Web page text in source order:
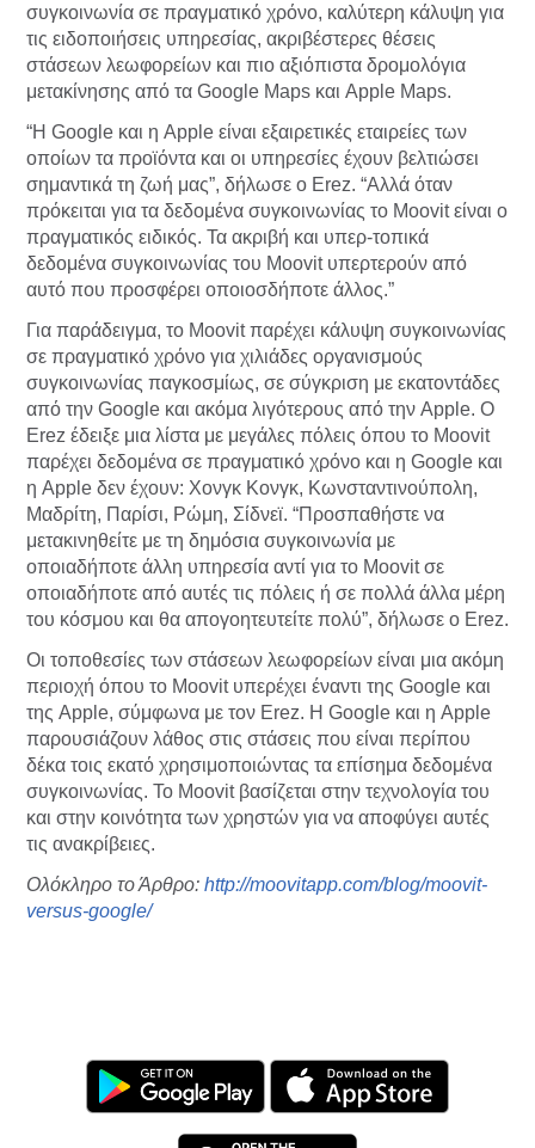
συγκοινωνία σε πραγματικό χρόνο, καλύτερη κάλυψη για
τις ειδοποιήσεις υπηρεσίας, ακριβέστερες θέσεις
στάσεων λεωφορείων και πιο αξιόπιστα δρομολόγια
μετακίνησης από τα Google Maps και Apple Maps.
“Η Google και η Apple είναι εξαιρετικές εταιρείες των
οποίων τα προϊόντα και οι υπηρεσίες έχουν βελτιώσει
σημαντικά τη ζωή μας”, δήλωσε ο Erez. “Αλλά όταν
πρόκειται για τα δεδομένα συγκοινωνίας το Moovit είναι ο
πραγματικός ειδικός. Τα ακριβή και υπερ-τοπικά
δεδομένα συγκοινωνίας του Moovit υπερτερούν από
αυτό που προσφέρει οποιοσδήποτε άλλος.”
Για παράδειγμα, το Moovit παρέχει κάλυψη συγκοινωνίας
σε πραγματικό χρόνο για χιλιάδες οργανισμούς
συγκοινωνίας παγκοσμίως, σε σύγκριση με εκατοντάδες
από την Google και ακόμα λιγότερους από την Apple. Ο
Erez έδειξε μια λίστα με μεγάλες πόλεις όπου το Moovit
παρέχει δεδομένα σε πραγματικό χρόνο και η Google και
η Apple δεν έχουν: Χονγκ Κονγκ, Κωνσταντινούπολη,
Μαδρίτη, Παρίσι, Ρώμη, Σίδνεϊ. “Προσπαθήστε να
μετακινηθείτε με τη δημόσια συγκοινωνία με
οποιαδήποτε άλλη υπηρεσία αντί για το Moovit σε
οποιαδήποτε από αυτές τις πόλεις ή σε πολλά άλλα μέρη
του κόσμου και θα απογοητευτείτε πολύ”, δήλωσε ο Erez.
Οι τοποθεσίες των στάσεων λεωφορείων είναι μια ακόμη
περιοχή όπου το Moovit υπερέχει έναντι της Google και
της Apple, σύμφωνα με τον Erez. Η Google και η Apple
παρουσιάζουν λάθος στις στάσεις που είναι περίπου
δέκα τοις εκατό χρησιμοποιώντας τα επίσημα δεδομένα
συγκοινωνίας. Το Moovit βασίζεται στην τεχνολογία του
και στην κοινότητα των χρηστών για να αποφύγει αυτές
τις ανακρίβειες.
Ολόκληρο το Άρθρο: http://moovitapp.com/blog/moovit-
versus-google/